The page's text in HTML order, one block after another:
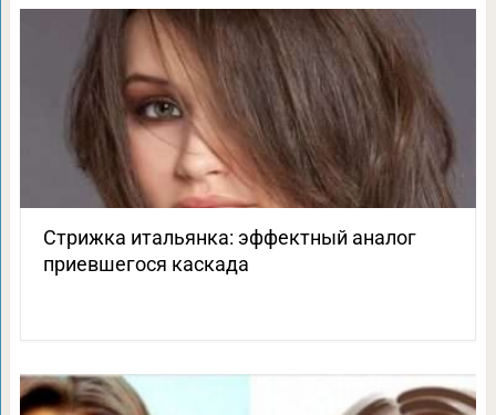
Стрижка итальянка: эффектный аналог
приевшегося каскада